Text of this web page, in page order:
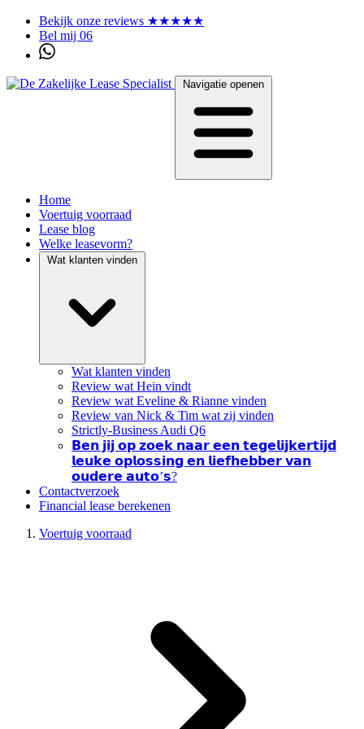
Bekijk onze reviews ★★★★★
Bel mij 06
Navigatie openen
Home
Voertuig voorraad
Lease blog
Welke leasevorm?
Wat klanten vinden
Wat klanten vinden
Review wat Hein vindt
Review wat Eveline & Rianne vinden
Review van Nick & Tim wat zij vinden
Strictly-Business Audi Q6
𝗕𝗲𝗻 𝗷𝗶𝗷 𝗼𝗽 𝘇𝗼𝗲𝗸 𝗻𝗮𝗮𝗿 𝗲𝗲𝗻 𝘁𝗲𝗴𝗲𝗹𝗶𝗷𝗸𝗲𝗿𝘁𝗶𝗷𝗱
𝗹𝗲𝘂𝗸𝗲 𝗼𝗽𝗹𝗼𝘀𝘀𝗶𝗻𝗴 𝗲𝗻 𝗹𝗶𝗲𝗳𝗵𝗲𝗯𝗯𝗲𝗿 𝘃𝗮𝗻
𝗼𝘂𝗱𝗲𝗿𝗲 𝗮𝘂𝘁𝗼’𝘀?
Contactverzoek
Financial lease berekenen
Voertuig voorraad